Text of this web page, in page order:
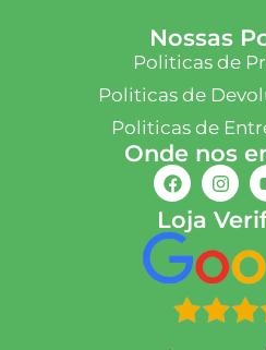
Nossas
Politicas de
Politicas de
Politicas de
Onde nos
Loja